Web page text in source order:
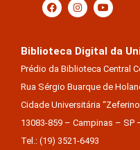
Biblioteca Digital da
Prédio da Biblioteca Central
Rua Sérgio Buarque de
Cidade Universitária
13083-859 – Campinas – SP
Tel.: (19) 3521-6493